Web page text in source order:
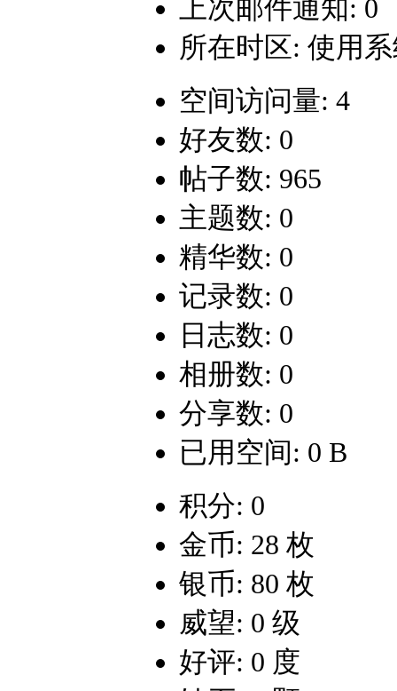
上次邮件通知: 0
所在时区: 使用
空间访问量: 4
好友数: 0
帖子数: 965
主题数: 0
精华数: 0
记录数: 0
日志数: 0
相册数: 0
分享数: 0
已用空间: 0 B
积分: 0
金币: 28 枚
银币: 80 枚
威望: 0 级
好评: 0 度